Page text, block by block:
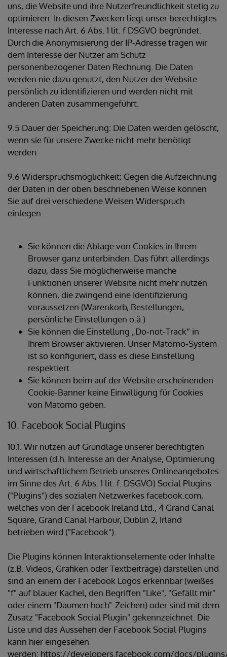
uns, die Website und ihre Nutzerfreundlichkeit stetig zu
optimieren. In diesen Zwecken liegt unser berechtigtes
Interesse nach Art. 6 Abs. 1 lit. f DSGVO begründet.
Durch die Anonymisierung der IP-Adresse tragen wir
dem Interesse der Nutzer am Schutz
personenbezogener Daten Rechnung. Die Daten
werden nie dazu genutzt, den Nutzer der Website
persönlich zu identifizieren und werden nicht mit
anderen Daten zusammengeführt.
9.5 Dauer der Speicherung: Die Daten werden gelöscht,
wenn sie für unsere Zwecke nicht mehr benötigt
werden.
9.6 Widerspruchsmöglichkeit: Gegen die Aufzeichnung
der Daten in der oben beschriebenen Weise können
Sie auf drei verschiedene Weisen Widerspruch
einlegen:
Sie können die Ablage von Cookies in Ihrem
Browser ganz unterbinden. Das führt allerdings
dazu, dass Sie möglicherweise manche
Funktionen unserer Website nicht mehr nutzen
können, die zwingend eine Identifizierung
voraussetzen (Warenkorb, Bestellungen,
persönliche Einstellungen o.ä.)
Sie können die Einstellung „Do-not-Track“ in
Ihrem Browser aktivieren. Unser Matomo-System
ist so konfiguriert, dass es diese Einstellung
respektiert.
Sie können beim auf der Website erscheinenden
Cookie-Banner keine Einwilligung für Cookies
von Matomo geben.
10. Facebook Social Plugins
10.1. Wir nutzen auf Grundlage unserer berechtigten
Interessen (d.h. Interesse an der Analyse, Optimierung
und wirtschaftlichem Betrieb unseres Onlineangebotes
im Sinne des Art. 6 Abs. 1 lit. f. DSGVO) Social Plugins
("Plugins") des sozialen Netzwerkes facebook.com,
welches von der Facebook Ireland Ltd., 4 Grand Canal
Square, Grand Canal Harbour, Dublin 2, Irland
betrieben wird ("Facebook").
Die Plugins können Interaktionselemente oder Inhalte
(z.B. Videos, Grafiken oder Textbeiträge) darstellen und
sind an einem der Facebook Logos erkennbar (weißes
"f" auf blauer Kachel, den Begriffen "Like", "Gefällt mir"
oder einem "Daumen hoch"-Zeichen) oder sind mit dem
Zusatz "Facebook Social Plugin" gekennzeichnet. Die
Liste und das Aussehen der Facebook Social Plugins
kann hier eingesehen
werden: https://developers.facebook.com/docs/